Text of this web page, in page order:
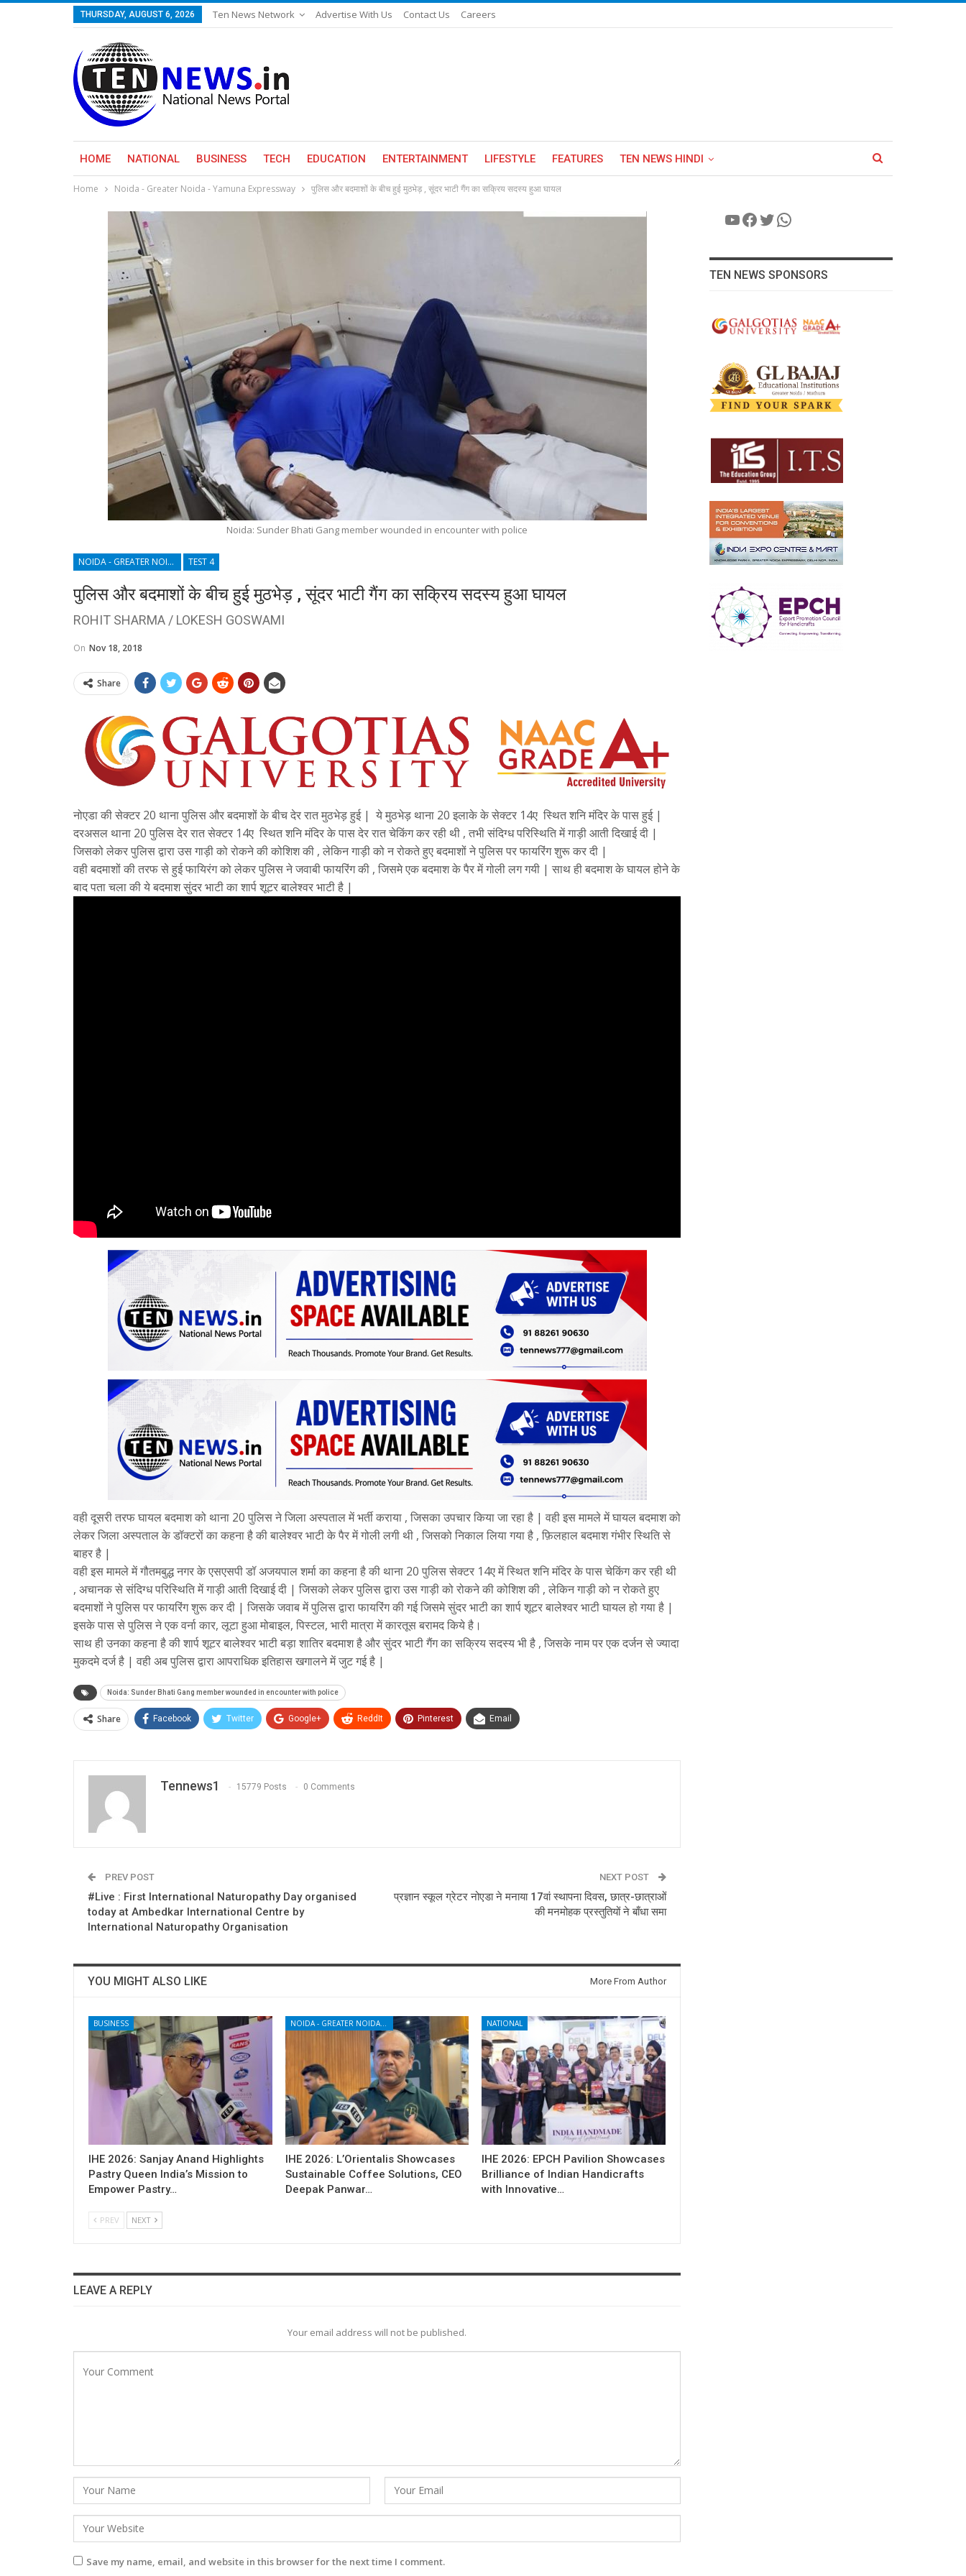
THURSDAY, AUGUST 6, 2026 Ten News Network Advertise With Us Contact Us Careers
HOME NATIONAL BUSINESS TECH EDUCATION ENTERTAINMENT LIFESTYLE FEATURES TEN NEWS HINDI
Home Noida - Greater Noida - Yamuna Expressway पुलिस और बदमाशों के बीच हुई मुठभेड़ , सूंदर भाटी गैंग का सक्रिय सदस्य हुआ घायल
Noida: Sunder Bhati Gang member wounded in encounter with police
NOIDA - GREATER NOIDA - YAMUNA EXPRESSWAY TEST 4
पुलिस और बदमाशों के बीच हुई मुठभेड़ , सूंदर भाटी गैंग का सक्रिय सदस्य हुआ घायल
ROHIT SHARMA / LOKESH GOSWAMI
On Nov 18, 2018
Share
नोएडा की सेक्टर 20 थाना पुलिस और बदमाशों के बीच देर रात मुठभेड़ हुई | ये मुठभेड़ थाना 20 इलाके के सेक्टर 14ए स्थित शनि मंदिर के पास हुई |
दरअसल थाना 20 पुलिस देर रात सेक्टर 14ए स्थित शनि मंदिर के पास देर रात चेकिंग कर रही थी , तभी संदिग्ध परिस्थिति में गाड़ी आती दिखाई दी |
जिसको लेकर पुलिस द्वारा उस गाड़ी को रोकने की कोशिश की , लेकिन गाड़ी को न रोकते हुए बदमाशों ने पुलिस पर फायरिंग शुरू कर दी |
वही बदमाशों की तरफ से हुई फायिरंग को लेकर पुलिस ने जवाबी फायरिंग की , जिसमे एक बदमाश के पैर में गोली लग गयी | साथ ही बदमाश के घायल होने के
बाद पता चला की ये बदमाश सुंदर भाटी का शार्प शूटर बालेश्वर भाटी है |
वही दूसरी तरफ घायल बदमाश को थाना 20 पुलिस ने जिला अस्पताल में भर्ती कराया , जिसका उपचार किया जा रहा है | वही इस मामले में घायल बदमाश को
लेकर जिला अस्पताल के डॉक्टरों का कहना है की बालेश्वर भाटी के पैर में गोली लगी थी , जिसको निकाल लिया गया है , फ़िलहाल बदमाश गंभीर स्थिति से
बाहर है |
वही इस मामले में गौतमबुद्ध नगर के एसएसपी डॉ अजयपाल शर्मा का कहना है की थाना 20 पुलिस सेक्टर 14ए में स्थित शनि मंदिर के पास चेकिंग कर रही थी
, अचानक से संदिग्ध परिस्थिति में गाड़ी आती दिखाई दी | जिसको लेकर पुलिस द्वारा उस गाड़ी को रोकने की कोशिश की , लेकिन गाड़ी को न रोकते हुए
बदमाशों ने पुलिस पर फायरिंग शुरू कर दी | जिसके जवाब में पुलिस द्वारा फायरिंग की गई जिसमे सुंदर भाटी का शार्प शूटर बालेश्वर भाटी घायल हो गया है |
इसके पास से पुलिस ने एक वर्ना कार, लूटा हुआ मोबाइल, पिस्टल, भारी मात्रा में कारतूस बरामद किये है।
साथ ही उनका कहना है की शार्प शूटर बालेश्वर भाटी बड़ा शातिर बदमाश है और सुंदर भाटी गैंग का सक्रिय सदस्य भी है , जिसके नाम पर एक दर्जन से ज्यादा
मुकदमे दर्ज है | वही अब पुलिस द्वारा आपराधिक इतिहास खगालने में जुट गई है |
Noida: Sunder Bhati Gang member wounded in encounter with police
Share Facebook Twitter Google+ ReddIt Pinterest Email
Tennews1 15779 Posts 0 Comments
PREV POST
#Live : First International Naturopathy Day organised
today at Ambedkar International Centre by
International Naturopathy Organisation
NEXT POST
प्रज्ञान स्कूल ग्रेटर नोएडा ने मनाया 17वां स्थापना दिवस, छात्र-छात्राओं
की मनमोहक प्रस्तुतियों ने बाँधा समा
YOU MIGHT ALSO LIKE More From Author
BUSINESS
IHE 2026: Sanjay Anand Highlights
Pastry Queen India’s Mission to
Empower Pastry…
NOIDA - GREATER NOIDA - YAMUNA EXPRESSWAY
IHE 2026: L’Orientalis Showcases
Sustainable Coffee Solutions, CEO
Deepak Panwar…
NATIONAL
IHE 2026: EPCH Pavilion Showcases
Brilliance of Indian Handicrafts
with Innovative…
PREV NEXT
LEAVE A REPLY
Your email address will not be published.
Save my name, email, and website in this browser for the next time I comment.
YouTube
Facebook
Twitter
WhatsApp
TEN NEWS SPONSORS